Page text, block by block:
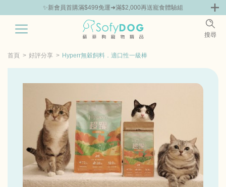
✨新會員首購滿$499免運➜滿$2,000再送寵食體驗組
搜尋
零食專區 飼料 | 凍乾優惠組 主食罐 | 餐包優惠
首頁 好評分享 Hyperr無穀飼料．適口性一級棒